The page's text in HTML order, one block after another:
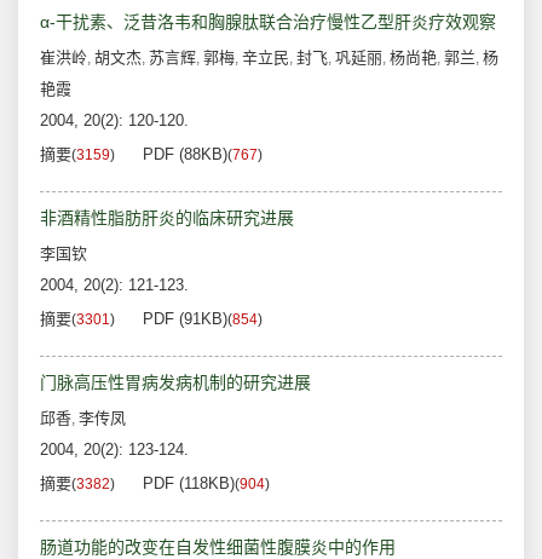
α-干扰素、泛昔洛韦和胸腺肽联合治疗慢性乙型肝炎疗效观察
崔洪岭, 胡文杰, 苏言辉, 郭梅, 辛立民, 封飞, 巩延丽, 杨尚艳, 郭兰, 杨
艳霞
2004, 20(2): 120-120.
摘要(3159) PDF (88KB)(767)
非酒精性脂肪肝炎的临床研究进展
李国钦
2004, 20(2): 121-123.
摘要(3301) PDF (91KB)(854)
门脉高压性胃病发病机制的研究进展
邱香, 李传凤
2004, 20(2): 123-124.
摘要(3382) PDF (118KB)(904)
肠道功能的改变在自发性细菌性腹膜炎中的作用